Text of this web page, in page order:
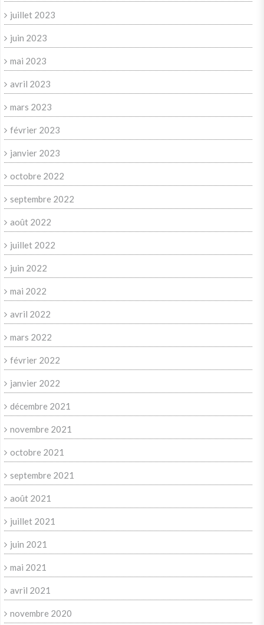
juillet 2023
juin 2023
mai 2023
avril 2023
mars 2023
février 2023
janvier 2023
octobre 2022
septembre 2022
août 2022
juillet 2022
juin 2022
mai 2022
avril 2022
mars 2022
février 2022
janvier 2022
décembre 2021
novembre 2021
octobre 2021
septembre 2021
août 2021
juillet 2021
juin 2021
mai 2021
avril 2021
novembre 2020